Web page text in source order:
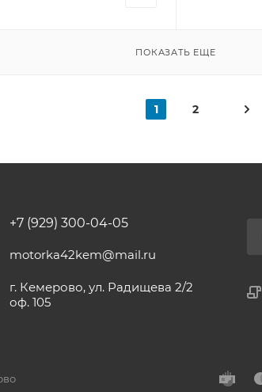
ПОКАЗАТЬ ЕЩЕ
1 2
+7 (929) 300-04-05
motorka42kem@mail.ru
г. Кемерово, ул. Радищева 2/2
оф. 105